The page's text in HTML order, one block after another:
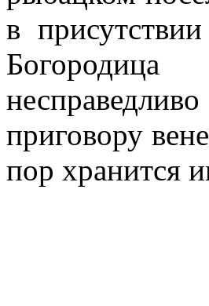
в
приговору
пор хранится